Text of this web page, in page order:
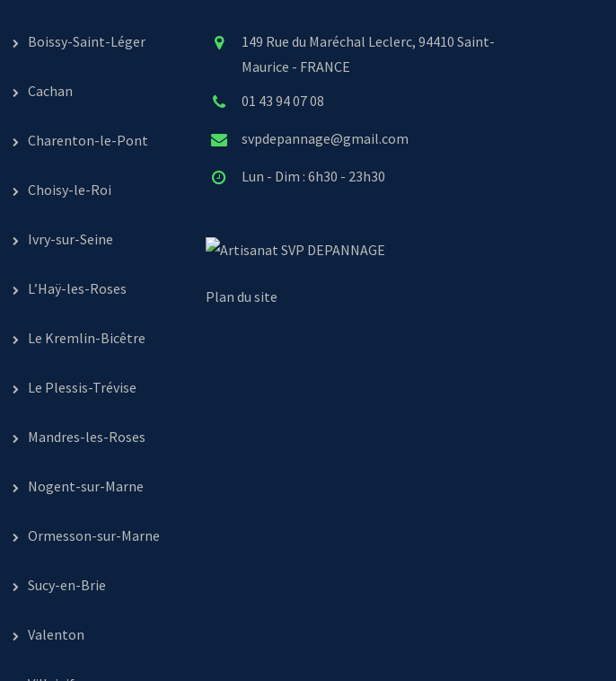
Boissy-Saint-Léger
Cachan
Charenton-le-Pont
Choisy-le-Roi
Ivry-sur-Seine
L’Haÿ-les-Roses
Le Kremlin-Bicêtre
Le Plessis-Trévise
Mandres-les-Roses
Nogent-sur-Marne
Ormesson-sur-Marne
Sucy-en-Brie
Valenton
149 Rue du Maréchal Leclerc, 94410 Saint-
Maurice - FRANCE
01 43 94 07 08
svpdepannage@gmail.com
Lun - Dim : 6h30 - 23h30
SVP DEPANNAGE
Plan du site